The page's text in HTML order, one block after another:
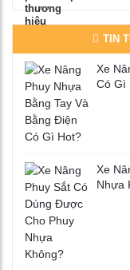
TIN
Xe
Có Gì
Xe
Nhựa